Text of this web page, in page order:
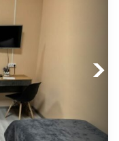
Next